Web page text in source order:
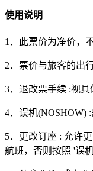
使用说明
1．此票价为净价，
2．票价与旅客的出
3．退改票手续 :视
4．误机(NOSHOW)
5．更改订座 : 允许
航班，否则按照 '误